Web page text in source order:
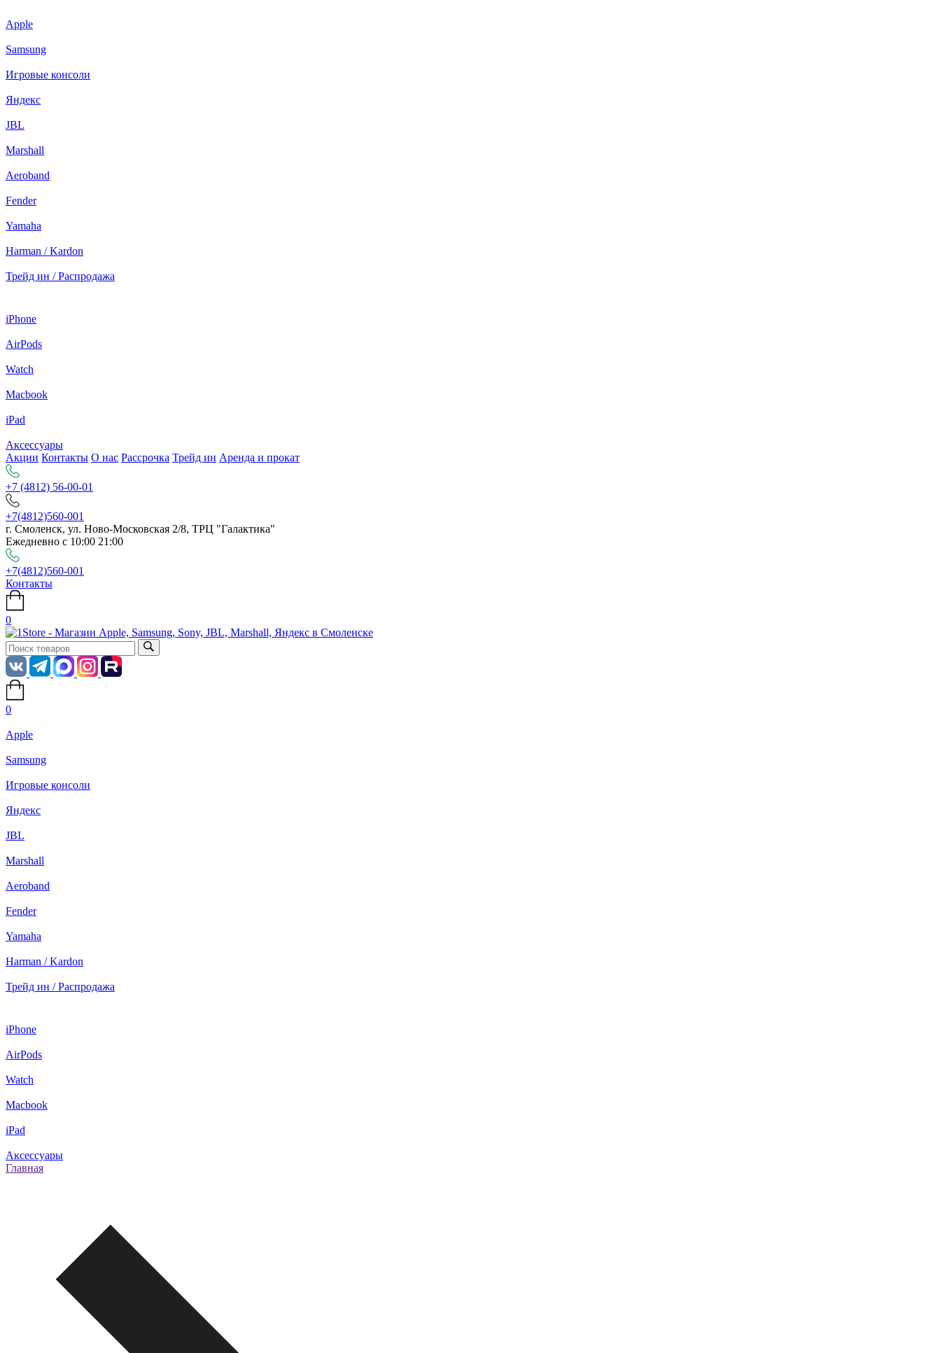
Apple
Samsung
Игровые консоли
Яндекс
JBL
Marshall
Aeroband
Fender
Yamaha
Harman / Kardon
Трейд ин / Распродажа
iPhone
AirPods
Watch
Macbook
iPad
Аксессуары
Акции Контакты О нас Рассрочка Трейд ин Аренда и прокат
+7 (4812) 56-00-01
+7(4812)560-001
г. Смоленск, ул. Ново-Московская 2/8, ТРЦ "Галактика"
Ежедневно с 10:00 21:00
+7(4812)560-001
Контакты
0
0
Apple
Samsung
Игровые консоли
Яндекс
JBL
Marshall
Aeroband
Fender
Yamaha
Harman / Kardon
Трейд ин / Распродажа
iPhone
AirPods
Watch
Macbook
iPad
Аксессуары
Главная